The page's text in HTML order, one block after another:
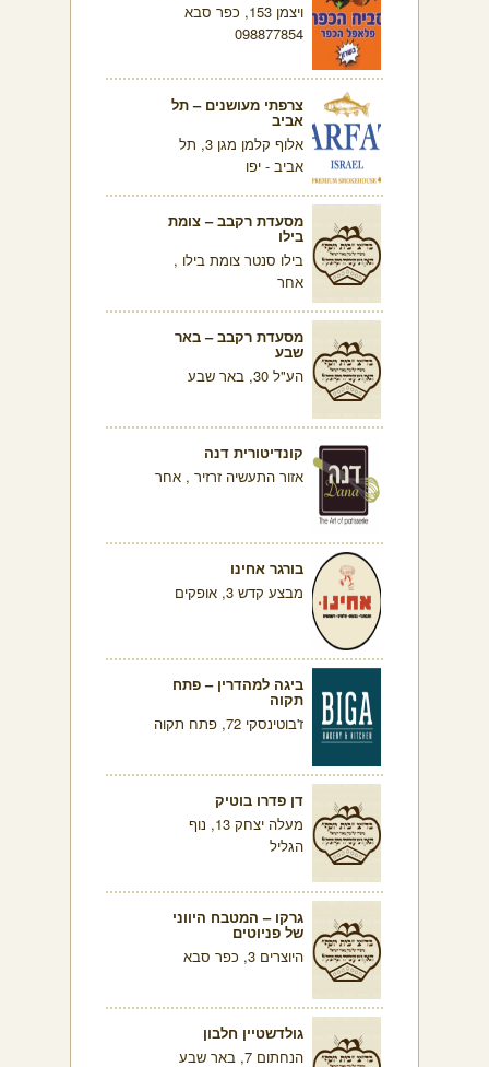
ויצמן 153, כפר סבא
098877854
צרפתי מעושנים – תל
אביב
אלוף קלמן מגן 3, תל
אביב - יפו
מסעדת רקבב – צומת
בילו
בילו סנטר צומת בילו ,
אחר
מסעדת רקבב – באר
שבע
הע"ל 30, באר שבע
קונדיטורית דנה
אזור התעשיה זרזיר , אחר
בורגר אחינו
מבצע קדש 3, אופקים
ביגה למהדרין – פתח
תקוה
ז'בוטינסקי 72, פתח תקוה
דן פדרו בוטיק
מעלה יצחק 13, נוף
הגליל
גרקו – המטבח היווני
של פניוטים
היוצרים 3, כפר סבא
גולדשטיין חלבון
הנחתום 7, באר שבע